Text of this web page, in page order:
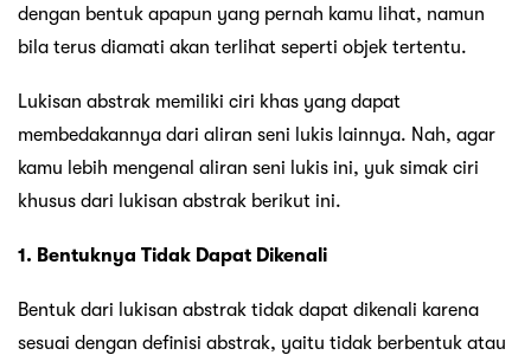
dengan bentuk apapun yang pernah kamu lihat, namun
bila terus diamati akan terlihat seperti objek tertentu.
Lukisan abstrak memiliki ciri khas yang dapat
membedakannya dari aliran seni lukis lainnya. Nah, agar
kamu lebih mengenal aliran seni lukis ini, yuk simak ciri
khusus dari lukisan abstrak berikut ini.
1. Bentuknya Tidak Dapat Dikenali
Bentuk dari lukisan abstrak tidak dapat dikenali karena
sesuai dengan definisi abstrak, yaitu tidak berbentuk atau